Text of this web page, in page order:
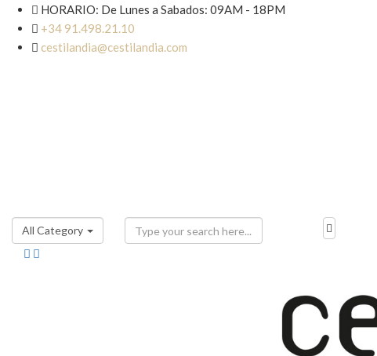
 HORARIO: De Lunes a Sabados: 09AM - 18PM
 +34 91.498.21.10
 cestilandia@cestilandia.com
All Category